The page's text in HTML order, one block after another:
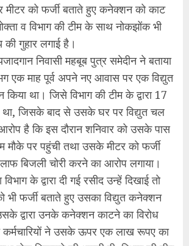
को फर्जी बताते हुए कनेक्शन को काट
व विभाग की टीम के साथ नोकझोंक भी
की गुहार लगाई है।
निवासी महबूब पुत्र समेदीन ने बताया
एक माह पूर्व अपने नए आवास पर एक विद्युत
था। जिसे विभाग की टीम के द्वारा 17
था, जिसके बाद से उसके घर पर विद्युत चल
है कि इस दौरान शनिवार को उसके पास
मौके पर पहुंची तथा उसके मीटर को फर्जी
बिजली चोरी करने का आरोप लगाया।
के द्वारा दी गई रसीद उन्हें दिखाई तो
भी फर्जी बताते हुए उसका विद्युत कनेक्शन
द्वारा उनके कनेक्शन काटने का विरोध
कर्मचारियों ने उसके ऊपर एक लाख रूपए का